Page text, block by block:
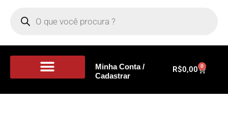
Minha Conta /
Cadastrar
R$0,00 0